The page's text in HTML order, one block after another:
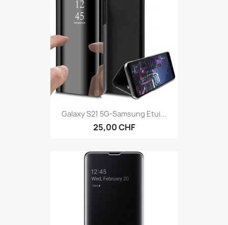
Galaxy S21 5G-Samsung Etui...
25,00 CHF